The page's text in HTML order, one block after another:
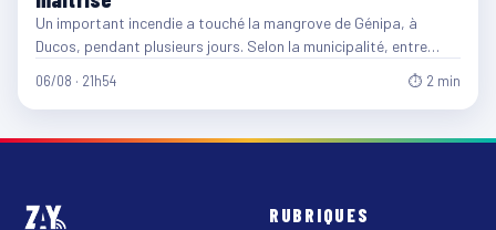
Un important incendie a touché la mangrove de Génipa, à
Ducos, pendant plusieurs jours. Selon la municipalité, entre…
06/08 · 21h54 ⏱ 2 min
RUBRIQUES